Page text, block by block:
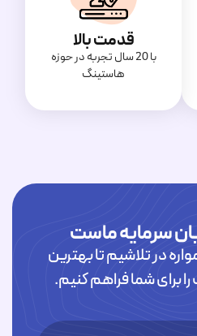
قدمت بالا
با 20 سال تجربه در حوزه
هاستینگ
سرمایه ماست
در تلاشیم تا بهترین
برای شما فراهم کنیم.